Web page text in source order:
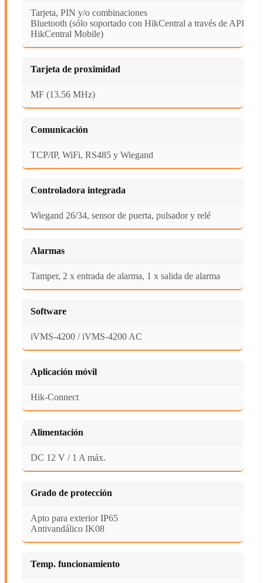
Tarjeta, PIN y/o combinaciones
Bluetooth (sólo soportado con HikCentral a través de APP
HikCentral Mobile)
Tarjeta de proximidad
MF (13.56 MHz)
Comunicación
TCP/IP, WiFi, RS485 y Wiegand
Controladora integrada
Wiegand 26/34, sensor de puerta, pulsador y relé
Alarmas
Tamper, 2 x entrada de alarma, 1 x salida de alarma
Software
iVMS-4200 / iVMS-4200 AC
Aplicación móvil
Hik-Connect
Alimentación
DC 12 V / 1 A máx.
Grado de protección
Apto para exterior IP65
Antivandálico IK08
Temp. funcionamiento